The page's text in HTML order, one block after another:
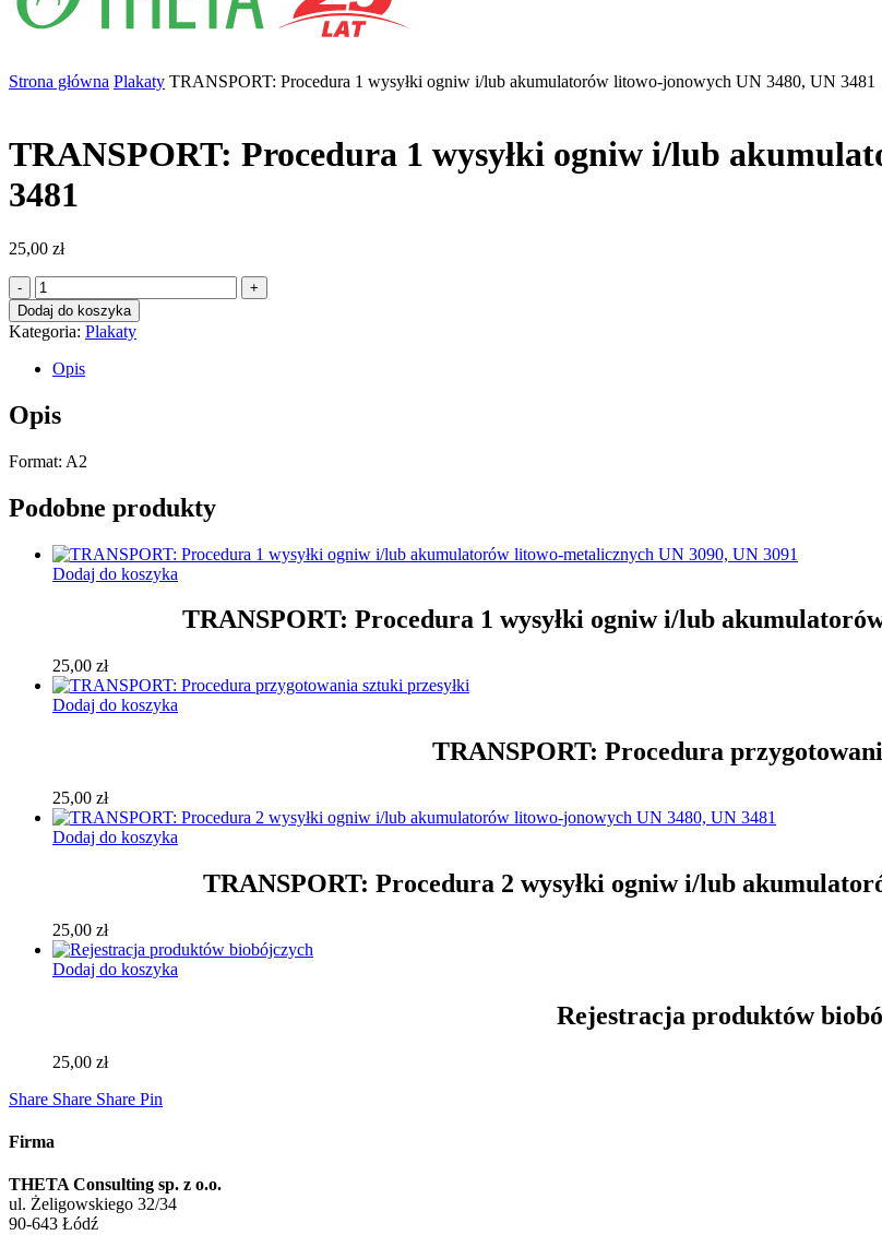
Strona główna Plakaty TRANSPORT: Procedura 1 wysyłki ogniw i/lub akumulatorów litowo-jonowych UN 3480, UN 3481
TRANSPORT: Procedura 1 wysyłki ogniw i/lub
3481
25,00 zł
ilość
TRANSPORT:
Procedura
1
wysyłki
ogniw
i/lub
akumulatorów
jonowych
3480,
UN
Dodaj do koszyka
Kategoria: Plakaty
Opis
Opis
Format: A2
Podobne produkty
Dodaj do koszyka
TRANSPORT: Procedura 1 wysyłki ogniw i/lub
25,00 zł
Dodaj do koszyka
TRANSPORT: Procedura
25,00 zł
Dodaj do koszyka
TRANSPORT: Procedura 2 wysyłki ogniw i/lub
25,00 zł
Dodaj do koszyka
Rejestracja produktów
25,00 zł
Share
Share Share Share Pin
Firma
THETA Consulting sp. z o.o.
ul. Żeligowskiego 32/34
90-643 Łódź